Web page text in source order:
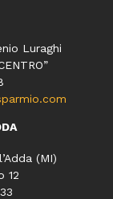
Luraghi
(MI)
12